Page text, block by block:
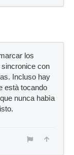
los
con
Incluso hay
està tocando
nunca habìa